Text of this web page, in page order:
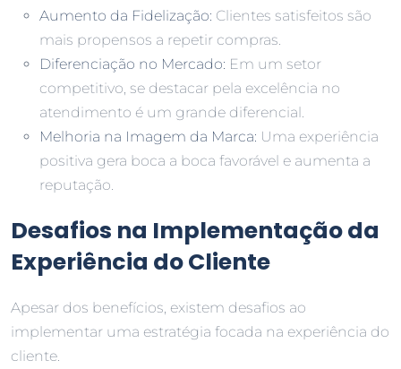
Aumento da Fidelização: Clientes satisfeitos são
mais propensos a repetir compras.
Diferenciação no Mercado: Em um setor
competitivo, se destacar pela excelência no
atendimento é um grande diferencial.
Melhoria na Imagem da Marca: Uma experiência
positiva gera boca a boca favorável e aumenta a
reputação.
Desafios na Implementação da
Experiência do Cliente
Apesar dos benefícios, existem desafios ao
implementar uma estratégia focada na experiência do
cliente.